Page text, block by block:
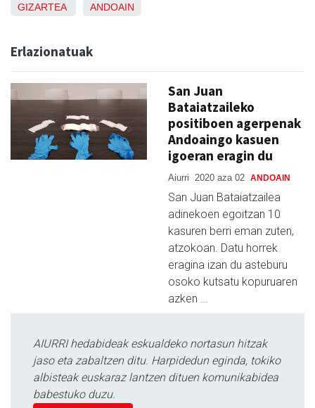
GIZARTEA ANDOAIN
Erlazionatuak
San Juan
Bataiatzaileko
positiboen agerpenak
Andoaingo kasuen
igoeran eragin du
Aiurri 2020 aza 02 ANDOAIN
San Juan Bataiatzailea
adinekoen egoitzan 10
kasuren berri eman zuten,
atzokoan. Datu horrek
eragina izan du asteburu
osoko kutsatu kopuruaren
azken …
AIURRI hedabideak eskualdeko nortasun hitzak
jaso eta zabaltzen ditu. Harpidedun eginda, tokiko
albisteak euskaraz lantzen dituen komunikabidea
babestuko duzu.